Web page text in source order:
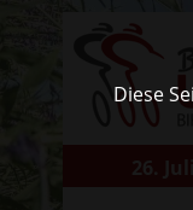
Diese